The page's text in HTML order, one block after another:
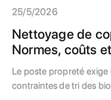
25/5/2026
Nettoyage de
Normes, coûts
Le poste propreté exige
contraintes de tri des